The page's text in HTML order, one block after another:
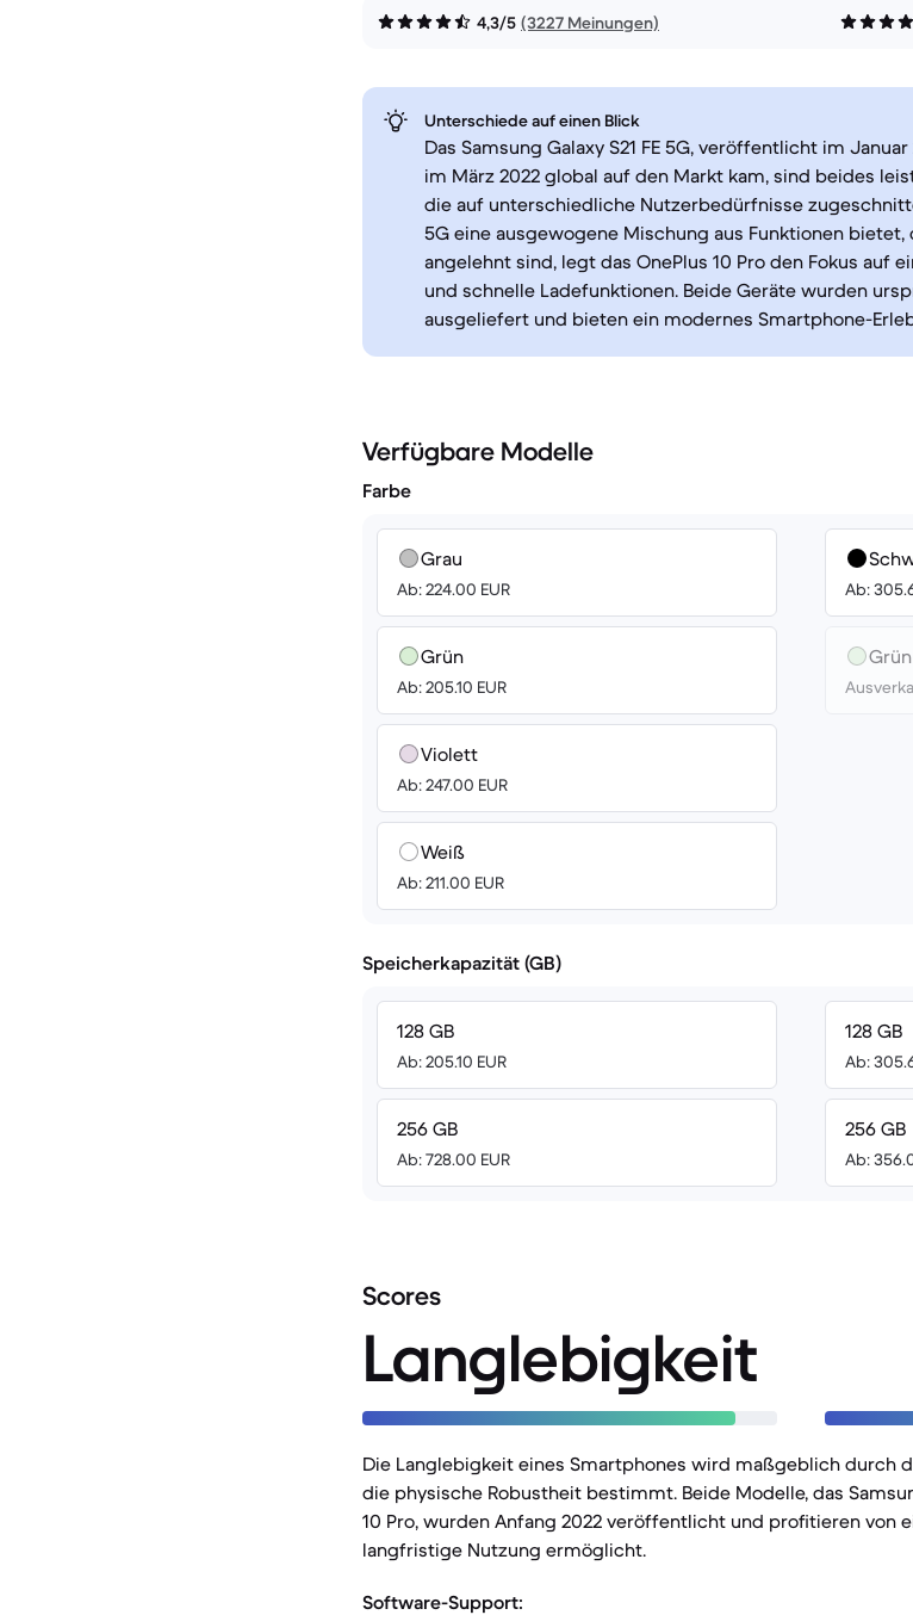
4,3/5 (3227 Meinungen)
Unterschiede auf einen Blick
Das Samsung Galaxy S21 FE 5G, veröffentlicht im
im März 2022 global auf den Markt kam, sind beides
die auf unterschiedliche Nutzerbedürfnisse
5G eine ausgewogene Mischung aus Funktionen
angelehnt sind, legt das OnePlus 10 Pro den Fokus auf
und schnelle Ladefunktionen. Beide Geräte wurden
ausgeliefert und bieten ein modernes Smartphone-
Verfügbare Modelle
Farbe
Grau
Ab: 224.00 EUR
Grün
Ab: 205.10 EUR
Violett
Ab: 247.00 EUR
Weiß
Ab: 211.00 EUR
Ab:
Grün
Speicherkapazität (GB)
128 GB
Ab: 205.10 EUR
256 GB
Ab: 728.00 EUR
128 GB
Ab:
256 GB
Ab:
Scores
Langlebigkeit
Die Langlebigkeit eines Smartphones wird maßgeblich durch
die physische Robustheit bestimmt. Beide Modelle, das
10 Pro, wurden Anfang 2022 veröffentlicht und profitieren von
langfristige Nutzung ermöglicht.
Software-Support: